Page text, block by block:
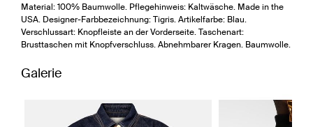
Material: 100% Baumwolle. Pflegehinweis: Kaltwäsche. Made in the
USA. Designer-Farbbezeichnung: Tigris. Artikelfarbe: Blau.
Verschlussart: Knopfleiste an der Vorderseite. Taschenart:
Brusttaschen mit Knopfverschluss. Abnehmbarer Kragen. Baumwolle.
Galerie